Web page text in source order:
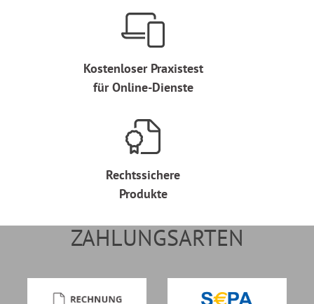
Kostenloser Praxistest
für Online-Dienste
Rechtssichere
Produkte
ZAHLUNGSARTEN